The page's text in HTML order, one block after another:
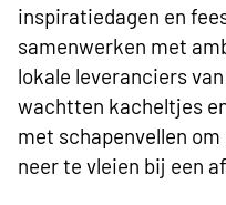
inspiratiedagen en
samenwerken met
lokale leveranciers
wachtten kacheltjes
met schapenvellen
neer te vleien bij een